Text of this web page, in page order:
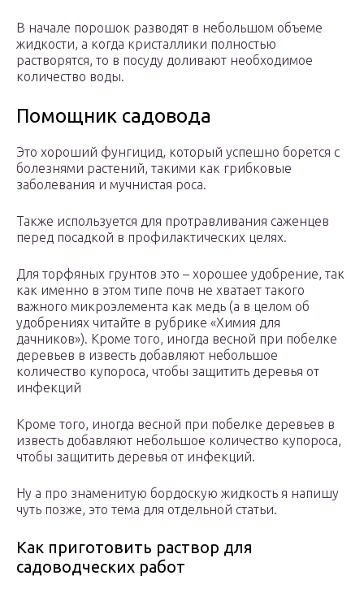
В начале порошок разводят в небольшом объеме
жидкости, а когда кристаллики полностью
растворятся, то в посуду доливают необходимое
количество воды.
Помощник садовода
Это хороший фунгицид, который успешно борется с
болезнями растений, такими как грибковые
заболевания и мучнистая роса.
Также используется для протравливания саженцев
перед посадкой в профилактических целях.
Для торфяных грунтов это – хорошее удобрение, так
как именно в этом типе почв не хватает такого
важного микроэлемента как медь (а в целом об
удобрениях читайте в рубрике «Химия для
дачников»). Кроме того, иногда весной при побелке
деревьев в известь добавляют небольшое
количество купороса, чтобы защитить деревья от
инфекций
Кроме того, иногда весной при побелке деревьев в
известь добавляют небольшое количество купороса,
чтобы защитить деревья от инфекций.
Ну а про знаменитую бордоскую жидкость я напишу
чуть позже, это тема для отдельной статьи.
Как приготовить раствор для
садоводческих работ